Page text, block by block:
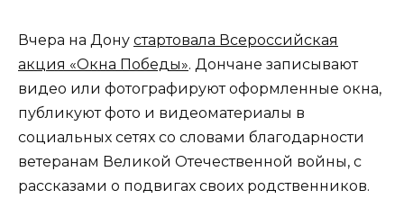
Вчера на Дону стартовала Всероссийская
акция «Окна Победы». Дончане записывают
видео или фотографируют оформленные окна,
публикуют фото и видеоматериалы в
социальных сетях со словами благодарности
ветеранам Великой Отечественной войны, с
рассказами о подвигах своих родственников.